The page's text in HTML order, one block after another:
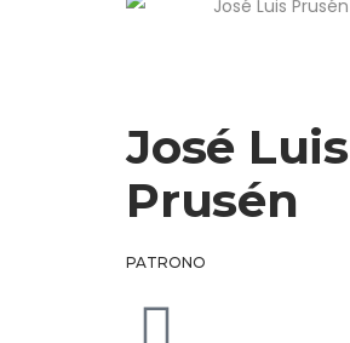
José Luis
Prusén
PATRONO